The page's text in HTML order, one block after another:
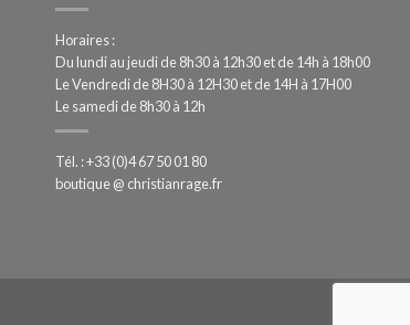
Horaires :
Du lundi au jeudi de 8h30 à 12h30 et de 14h à 18h00
Le Vendredi de 8H30 à 12H30 et de 14H à 17H00
Le samedi de 8h30 à 12h
Tél. : +33 (0)4 67 50 01 80
boutique @ christianrage.fr